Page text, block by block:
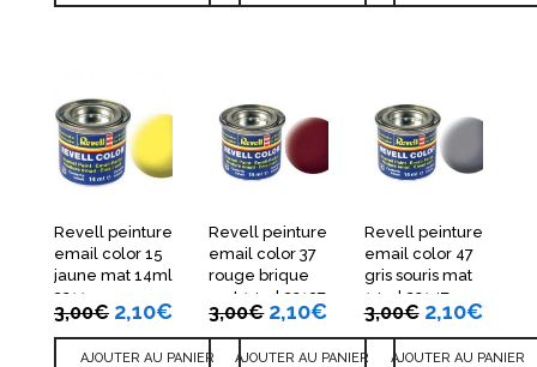
Revell peinture
email color 15
jaune mat 14ml
32115
3,00€ 2,10€
AJOUTER AU PANIER
Revell peinture
email color 37
rouge brique
mat 14ml 32137
3,00€ 2,10€
AJOUTER AU PANIER
Revell peinture
email color 47
gris souris mat
14ml 32147
3,00€ 2,10€
AJOUTER AU PANIER